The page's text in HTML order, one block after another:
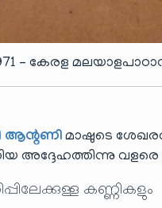
– കേരള
ആന്റണിമാഷുടെ
അദ്ദേഹത്തിന്നു വളരെ
കണ്ണികളും